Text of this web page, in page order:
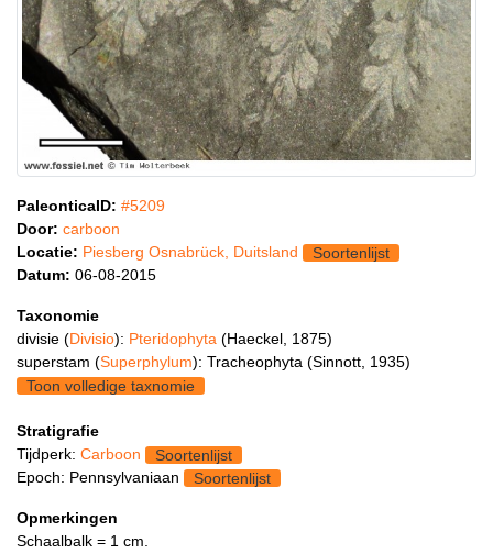
PaleonticaID: #5209
Door: carboon
Locatie: Piesberg Osnabrück, Duitsland
Soortenlijst
Datum: 06-08-2015
Taxonomie
divisie (Divisio): Pteridophyta (Haeckel, 1875)
superstam (Superphylum): Tracheophyta (Sinnott, 1935)
Toon volledige taxnomie
Stratigrafie
Tijdperk: Carboon
Soortenlijst
Epoch: Pennsylvaniaan
Soortenlijst
Opmerkingen
Schaalbalk = 1 cm.